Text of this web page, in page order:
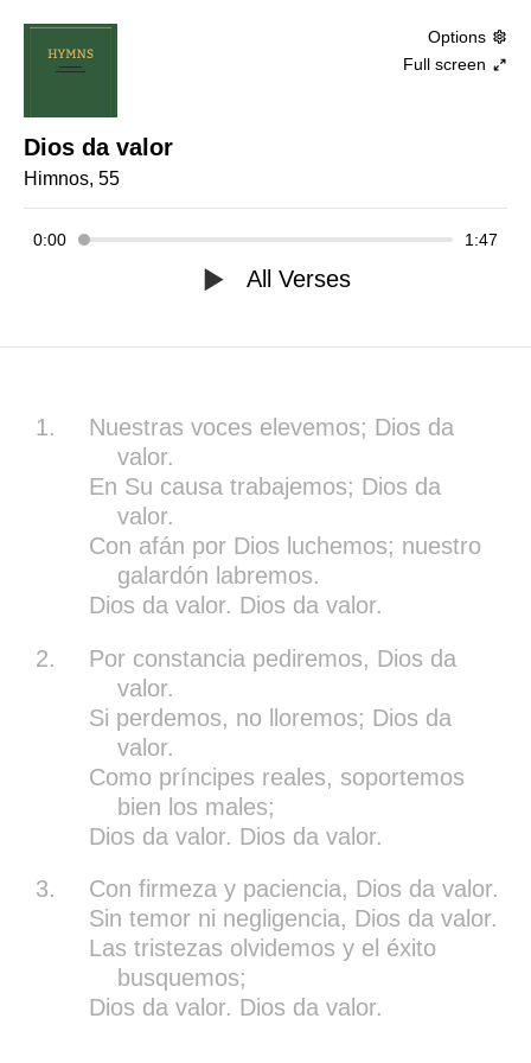
Dios da valor
Himnos, 55
0:00 1:47
All Verses
Options
Full screen
1.
Nuestras voces elevemos; Dios da
valor.
En Su causa trabajemos; Dios da
valor.
Con afán por Dios luchemos; nuestro
galardón labremos.
Dios da valor. Dios da valor.
2.
Por constancia pediremos, Dios da
valor.
Si perdemos, no lloremos; Dios da
valor.
Como príncipes reales, soportemos
bien los males;
Dios da valor. Dios da valor.
3.
Con firmeza y paciencia, Dios da valor.
Sin temor ni negligencia, Dios da valor.
Las tristezas olvidemos y el éxito
busquemos;
Dios da valor. Dios da valor.